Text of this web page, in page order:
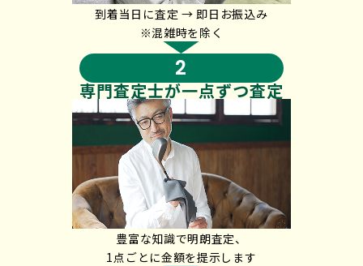
到着当日に査定 → 即日お振込み
※混雑時を除く
2
専門査定士が一点ずつ査定
豊富な知識で明朗査定、
1点 ごとに金額を提示します